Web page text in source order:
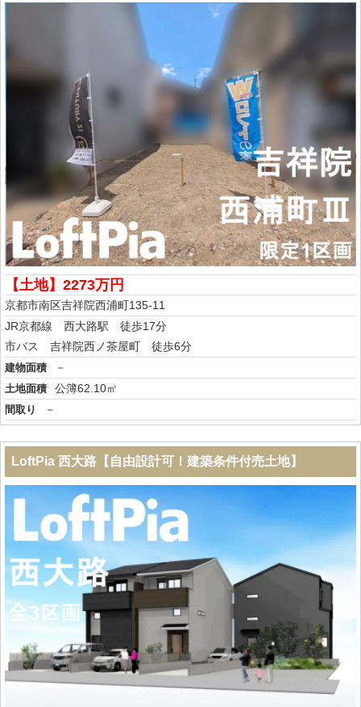
【土地】2273万円
京都市南区吉祥院西浦町135-11
JR京都線 西大路駅 徒歩17分
市バス 吉祥院西ノ茶屋町 徒歩6分
建物面積 －
土地面積 公簿62.10㎡
間取り －
LoftPia 西大路【自由設計可！建築条件付売土地】